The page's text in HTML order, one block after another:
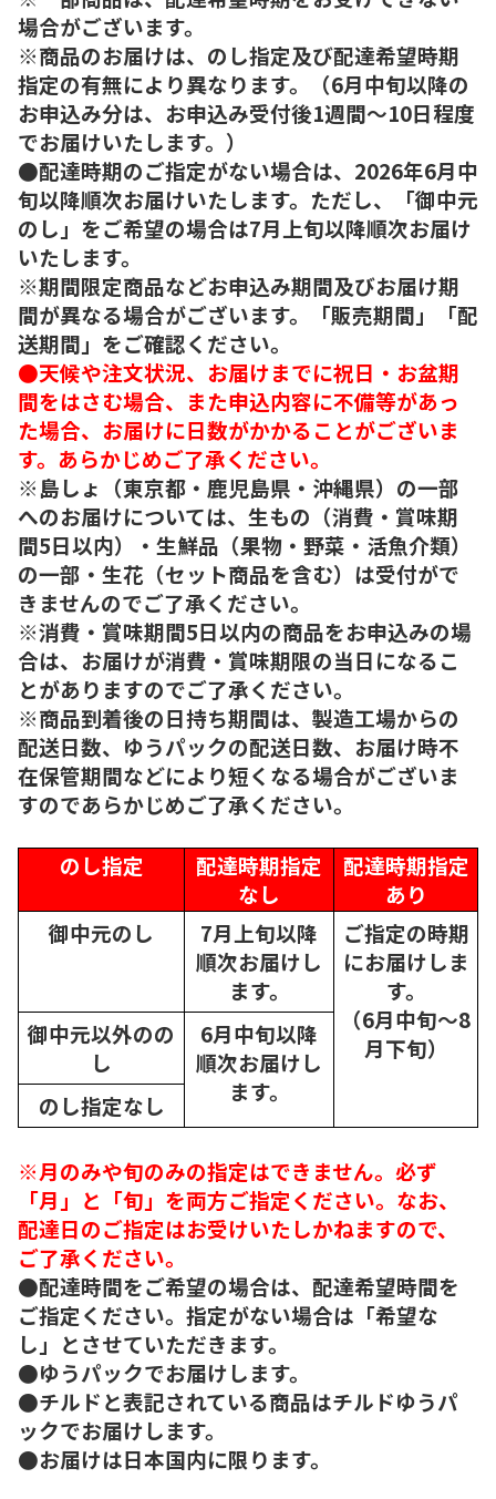
場合がございます。
※商品のお届けは、のし指定及び配達希望時期
指定の有無により異なります。（6月中旬以降の
お申込み分は、お申込み受付後1週間～10日程度
でお届けいたします。）
●配達時期のご指定がない場合は、2026年6月中
旬以降順次お届けいたします。ただし、「御中元
のし」をご希望の場合は7月上旬以降順次お届け
いたします。
※期間限定商品などお申込み期間及びお届け期
間が異なる場合がございます。「販売期間」「配
送期間」をご確認ください。
●天候や注文状況、お届けまでに祝日・お盆期
間をはさむ場合、また申込内容に不備等があっ
た場合、お届けに日数がかかることがございま
す。あらかじめご了承ください。
※島しょ（東京都・鹿児島県・沖縄県）の一部
へのお届けについては、生もの（消費・賞味期
間5日以内）・生鮮品（果物・野菜・活魚介類）
の一部・生花（セット商品を含む）は受付がで
きませんのでご了承ください。
※消費・賞味期間5日以内の商品をお申込みの場
合は、お届けが消費・賞味期限の当日になるこ
とがありますのでご了承ください。
※商品到着後の日持ち期間は、製造工場からの
配送日数、ゆうパックの配送日数、お届け時不
在保管期間などにより短くなる場合がございま
すのであらかじめご了承ください。
のし指定
配達時期指定
なし
配達時期指定
あり
御中元のし
7月上旬以降
順次お届けし
ます。
ご指定の時期
にお届けしま
す。
（6月中旬～8
月下旬）
御中元以外のの
し
6月中旬以降
順次お届けし
ます。
のし指定なし
※月のみや旬のみの指定はできません。必ず
「月」と「旬」を両方ご指定ください。なお、
配達日のご指定はお受けいたしかねますので、
ご了承ください。
●配達時間をご希望の場合は、配達希望時間を
ご指定ください。指定がない場合は「希望な
し」とさせていただきます。
●ゆうパックでお届けします。
●チルドと表記されている商品はチルドゆうパ
ックでお届けします。
●お届けは日本国内に限ります。